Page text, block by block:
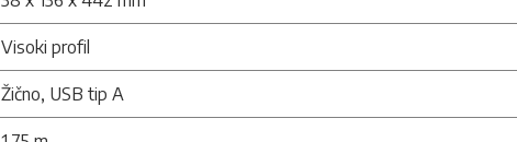
Visoki profil
Žično, USB tip A